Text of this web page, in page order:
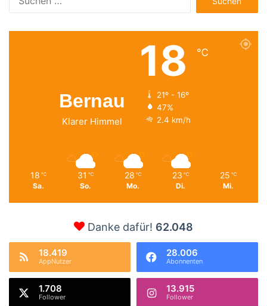
nach:
Bernau
Klarer Himmel
18 ℃
21º - 16º
47%
2.4 km/h
18 ℃
Sa.
31 ℃
So.
28 ℃
Mo.
23 ℃
Di.
25 ℃
Mi.
Danke dafür! 62.048
18.419
AppNutzer
28.006
Abonnenten
1.708
Follower
13.915
Follower